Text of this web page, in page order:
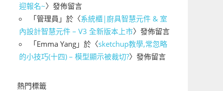
迎報名~〉發佈留言
「管理員 」於〈系統櫃|廚具智慧元件 & 室
內設計智慧元件 – V3 全新版本上市〉發佈留言
「Emma Yang 」於〈sketchup教學,常忽略
的小技巧(十四) – 模型顯示被裁切?〉發佈留言
熱門標籤